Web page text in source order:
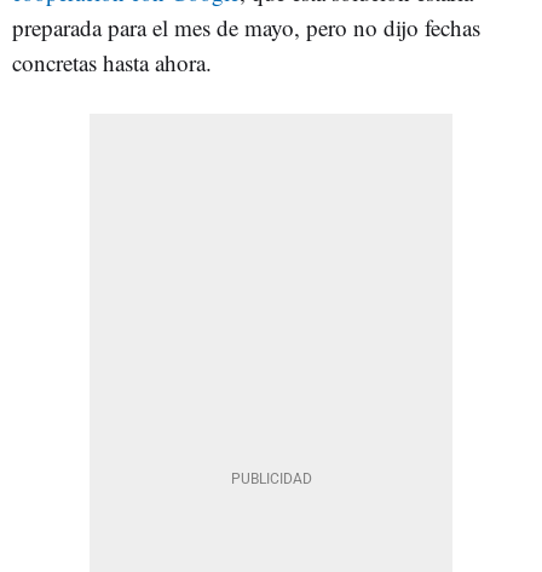
preparada para el mes de mayo, pero no dijo fechas
concretas hasta ahora.